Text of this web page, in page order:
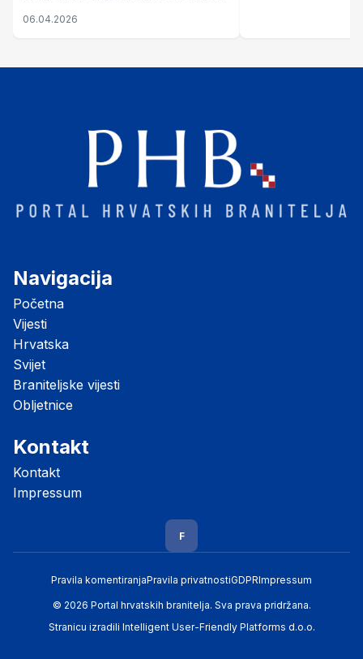
nastale njenim raspadom
06.04.2026
Navigacija
Početna
Vijesti
Hrvatska
Svijet
Braniteljske vijesti
Obljetnice
Kontakt
Kontakt
Impressum
F
Pravila komentiranjaPravila privatnostiGDPRImpressum
© 2026 Portal hrvatskih branitelja. Sva prava pridržana.
Stranicu izradili Intelligent User-Friendly Platforms d.o.o.